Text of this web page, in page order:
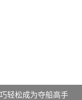
轻松成为夺船高手